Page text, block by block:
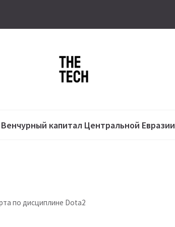
Венчурный капитал Центральной Евразии
по дисциплине Dota2